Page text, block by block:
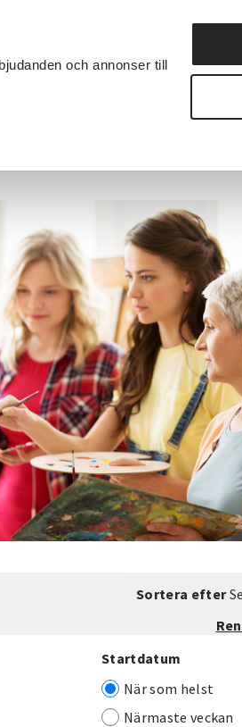
och annonser till
Sortera efter
Startdatum
När som helst
Närmaste veckan